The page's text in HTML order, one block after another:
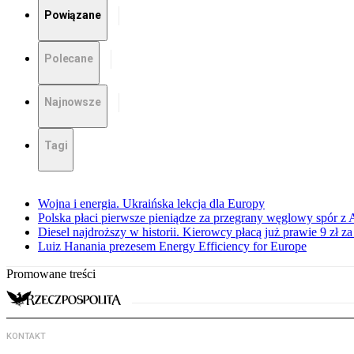
Powiązane
Polecane
Najnowsze
Tagi
Wojna i energia. Ukraińska lekcja dla Europy
Polska płaci pierwsze pieniądze za przegrany węglowy spór z
Diesel najdroższy w historii. Kierowcy płacą już prawie 9 zł
Luiz Hanania prezesem Energy Efficiency for Europe
Promowane treści
KONTAKT